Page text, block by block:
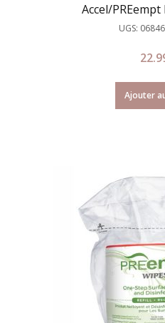
Accel/
UGS:
Ajouter